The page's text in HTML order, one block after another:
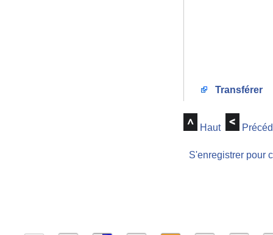
Transférer
Haut
S'enregistrer pour